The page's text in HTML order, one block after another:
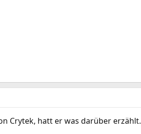
Crytek, hatt er was darüber erzählt.